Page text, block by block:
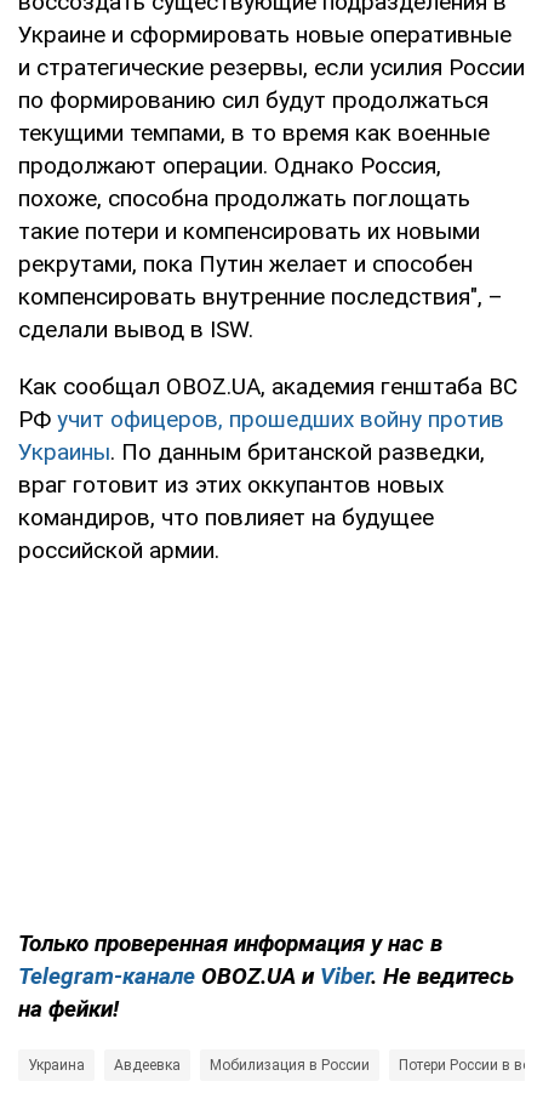
Украине и сформировать новые оперативные
и стратегические резервы, если усилия России
по формированию сил будут продолжаться
текущими темпами, в то время как военные
продолжают операции. Однако Россия,
похоже, способна продолжать поглощать
такие потери и компенсировать их новыми
рекрутами, пока Путин желает и способен
компенсировать внутренние последствия", –
сделали вывод в ISW.
Как сообщал OBOZ.UA, академия генштаба ВС
РФ учит офицеров, прошедших войну против
Украины. По данным британской разведки,
враг готовит из этих оккупантов новых
командиров, что повлияет на будущее
российской армии.
Только проверенная информация у нас в
Telegram-канале OBOZ.UA и Viber. Не ведитесь
на фейки!
Украина Авдеевка Мобилизация в России Потери России в